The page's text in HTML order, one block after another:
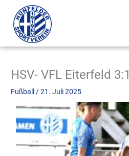
Inhalt
springen
HSV- VFL Eiterfeld 3:1
Fußball /21. Juli 2025